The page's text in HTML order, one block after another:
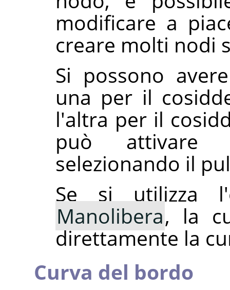
modificare a
creare molti nodi
Si possono
una per il
l'altra per il
può attivare
selezionando il
Se si utilizza
Manolibera, la
direttamente la
Curva del bordo